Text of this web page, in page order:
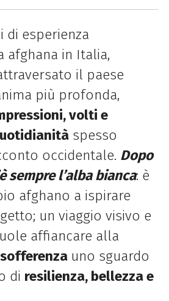
di esperienza
afghana in Italia,
il paese
più profonda,
volti e
spesso
occidentale. Dopo
sempre l’alba bianca: è
afghano a ispirare
un viaggio visivo e
affiancare alla
sofferenza uno sguardo
di resilienza, bellezza e